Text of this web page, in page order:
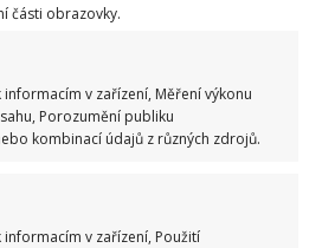
části obrazovky.
v zařízení, Měření výkonu
Porozumění publiku
kombinací údajů z různých zdrojů.
v zařízení, Použití
nenahraditelným
se dají k čištění vnitřku trouby